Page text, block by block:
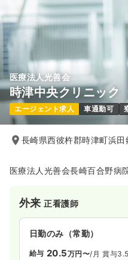
医療法人光善会
時津中央クリニック
エージェント求人 車通勤可
長崎県西彼杵郡時津町浜
医療法人光善会長崎百合野病
外来正看護師
日勤のみ（常勤）
給与 20.5万円〜/月 賞与